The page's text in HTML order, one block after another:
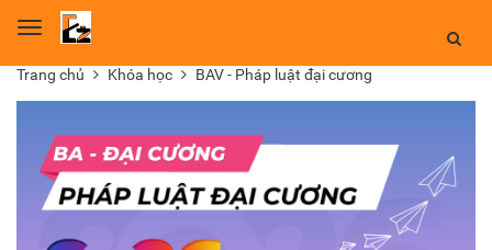
Toggle
Trang chủ Khóa học BAV - Pháp luật đại cương